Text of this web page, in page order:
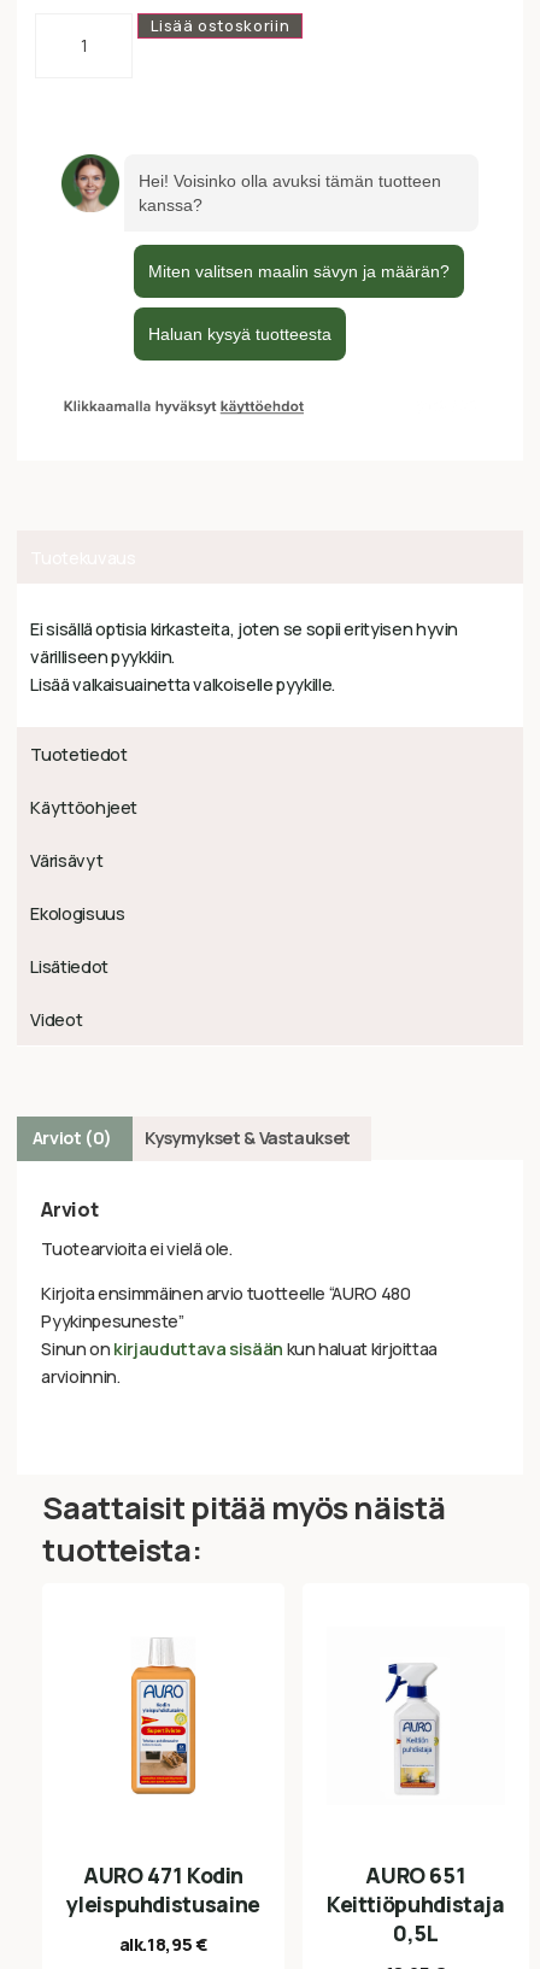
Lisää ostoskoriin
Ei sisällä optisia kirkasteita, joten se sopii erityisen hyvin
värilliseen pyykkiin.
Lisää valkaisuainetta valkoiselle pyykille.
Tuotetiedot
Käyttöohjeet
Värisävyt
Ekologisuus
Lisätiedot
Videot
Arviot (0) Kysymykset & Vastaukset
Arviot
Tuotearvioita ei vielä ole.
Kirjoita ensimmäinen arvio tuotteelle “AURO 480
Pyykinpesuneste”
Sinun on kirjauduttava sisään kun haluat kirjoittaa
arvioinnin.
Saattaisit pitää myös näistä
tuotteista:
AURO 471 Kodin
yleispuhdistusaine
alk.18,95€
AURO 651
Keittiöpuhdistaja
0,5L